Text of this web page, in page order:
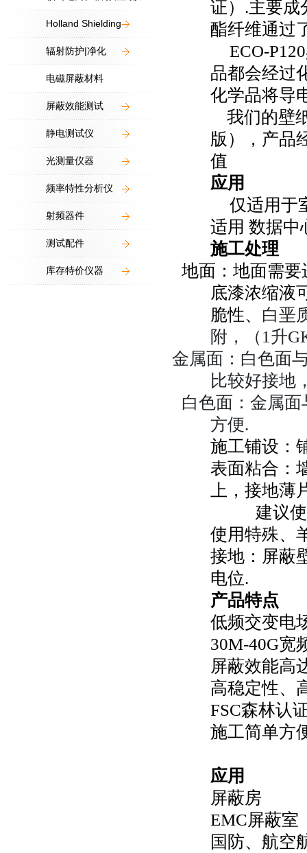
Holland Shielding
辐射防护|净化
电磁屏蔽材料
屏蔽效能测试
静电测试仪
光测量仪器
频率特性分析仪
射频器件
测试配件
库存特价仪器
证） .主要成
酯纤维通过
ECO-P120
品都会经过
化学品将导
我们的壁
版），产品
值
应用
仅适用于
适用 数据中
施工处理
地面：地面需
底漆浓缩液
脆性、 白垩
附，（ 1 升
金属面：白色面
比较好接地
白色面：金属
方便.
施工铺设：
表面粘合：
上，接地
建议
使用特殊、
接地：屏蔽
电位.
产品特点
低频交变电
30M-40G宽
屏蔽效能高
高稳定性、
FSC森林认
施工简单方
应用
屏蔽房
EMC屏蔽室
国防、航空